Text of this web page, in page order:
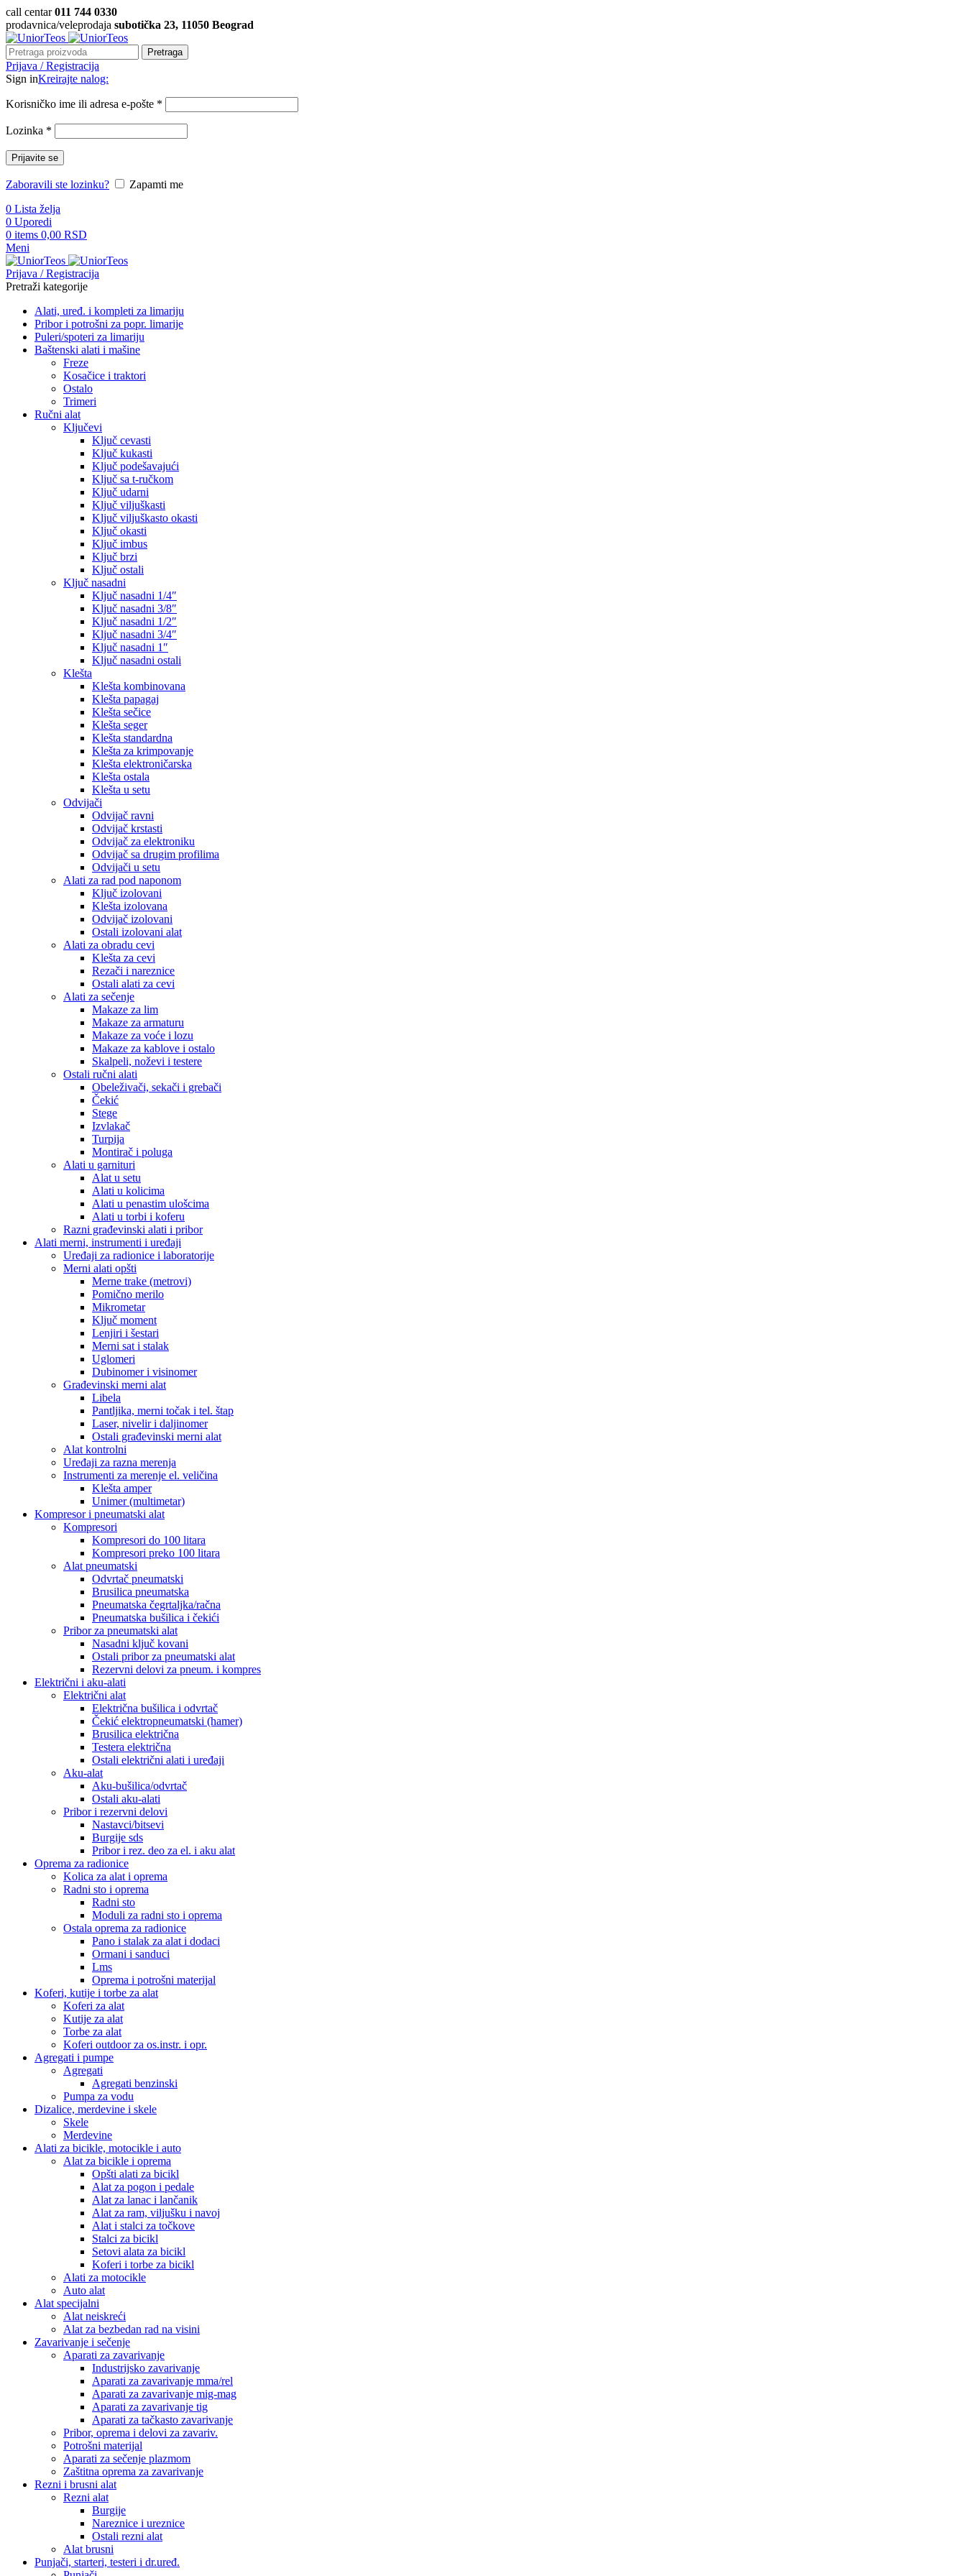
call centar011 744 0330
prodavnica/veleprodaja subotička 23, 11050 Beograd
Pretraga
Prijava / Registracija
Sign inKreirajte nalog:
Korisničko ime ili adresa e-pošte *
Lozinka *
Prijavite se
Zaboravili ste lozinku?
Zapamti me
0 Lista želja
0 Uporedi
0 items 0,00 RSD
Meni
Prijava / Registracija
Pretraži kategorije
Alati, uređ. i kompleti za limariju
Pribor i potrošni za popr. limarije
Puleri/spoteri za limariju
Baštenski alati i mašine
Freze
Kosačice i traktori
Ostalo
Trimeri
Ručni alat
Ključevi
Ključ cevasti
Ključ kukasti
Ključ podešavajući
Ključ sa t-ručkom
Ključ udarni
Ključ viljuškasti
Ključ viljuškasto okasti
Ključ okasti
Ključ imbus
Ključ brzi
Ključ ostali
Ključ nasadni
Ključ nasadni 1/4″
Ključ nasadni 3/8″
Ključ nasadni 1/2″
Ključ nasadni 3/4″
Ključ nasadni 1″
Ključ nasadni ostali
Klešta
Klešta kombinovana
Klešta papagaj
Klešta sečice
Klešta seger
Klešta standardna
Klešta za krimpovanje
Klešta elektroničarska
Klešta ostala
Klešta u setu
Odvijači
Odvijač ravni
Odvijač krstasti
Odvijač za elektroniku
Odvijač sa drugim profilima
Odvijači u setu
Alati za rad pod naponom
Ključ izolovani
Klešta izolovana
Odvijač izolovani
Ostali izolovani alat
Alati za obradu cevi
Klešta za cevi
Rezači i nareznice
Ostali alati za cevi
Alati za sečenje
Makaze za lim
Makaze za armaturu
Makaze za voće i lozu
Makaze za kablove i ostalo
Skalpeli, noževi i testere
Ostali ručni alati
Obeleživači, sekači i grebači
Čekić
Stege
Izvlakač
Turpija
Montirač i poluga
Alati u garnituri
Alat u setu
Alati u kolicima
Alati u penastim ulošcima
Alati u torbi i koferu
Razni građevinski alati i pribor
Alati merni, instrumenti i uređaji
Uređaji za radionice i laboratorije
Merni alati opšti
Merne trake (metrovi)
Pomično merilo
Mikrometar
Ključ moment
Lenjiri i šestari
Merni sat i stalak
Uglomeri
Dubinomer i visinomer
Građevinski merni alat
Libela
Pantljika, merni točak i tel. štap
Laser, nivelir i daljinomer
Ostali građevinski merni alat
Alat kontrolni
Uređaji za razna merenja
Instrumenti za merenje el. veličina
Klešta amper
Unimer (multimetar)
Kompresor i pneumatski alat
Kompresori
Kompresori do 100 litara
Kompresori preko 100 litara
Alat pneumatski
Odvrtač pneumatski
Brusilica pneumatska
Pneumatska čegrtaljka/račna
Pneumatska bušilica i čekići
Pribor za pneumatski alat
Nasadni ključ kovani
Ostali pribor za pneumatski alat
Rezervni delovi za pneum. i kompres
Električni i aku-alati
Električni alat
Električna bušilica i odvrtač
Čekić elektropneumatski (hamer)
Brusilica električna
Testera električna
Ostali električni alati i uređaji
Aku-alat
Aku-bušilica/odvrtač
Ostali aku-alati
Pribor i rezervni delovi
Nastavci/bitsevi
Burgije sds
Pribor i rez. deo za el. i aku alat
Oprema za radionice
Kolica za alat i oprema
Radni sto i oprema
Radni sto
Moduli za radni sto i oprema
Ostala oprema za radionice
Pano i stalak za alat i dodaci
Ormani i sanduci
Lms
Oprema i potrošni materijal
Koferi, kutije i torbe za alat
Koferi za alat
Kutije za alat
Torbe za alat
Koferi outdoor za os.instr. i opr.
Agregati i pumpe
Agregati
Agregati benzinski
Pumpa za vodu
Dizalice, merdevine i skele
Skele
Merdevine
Alati za bicikle, motocikle i auto
Alat za bicikle i oprema
Opšti alati za bicikl
Alat za pogon i pedale
Alat za lanac i lančanik
Alat za ram, viljušku i navoj
Alat i stalci za točkove
Stalci za bicikl
Setovi alata za bicikl
Koferi i torbe za bicikl
Alati za motocikle
Auto alat
Alat specijalni
Alat neiskreći
Alat za bezbedan rad na visini
Zavarivanje i sečenje
Aparati za zavarivanje
Industrijsko zavarivanje
Aparati za zavarivanje mma/rel
Aparati za zavarivanje mig-mag
Aparati za zavarivanje tig
Aparati za tačkasto zavarivanje
Pribor, oprema i delovi za zavariv.
Potrošni materijal
Aparati za sečenje plazmom
Zaštitna oprema za zavarivanje
Rezni i brusni alat
Rezni alat
Burgije
Nareznice i ureznice
Ostali rezni alat
Alat brusni
Punjači, starteri, testeri i dr.uređ.